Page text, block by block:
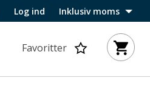
Log ind Inklusiv moms
Favoritter